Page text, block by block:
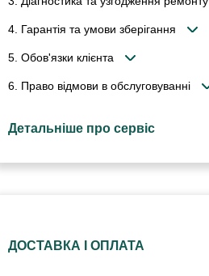
4. Гарантія та умови зберігання
5. Обов'язки клієнта
6. Право відмови в обслуговуванні
Детальніше про сервіс
ДОСТАВКА І ОПЛАТА